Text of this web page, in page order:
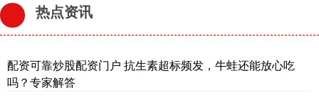
热点资讯
配资可靠炒股配资门户 抗生素超标频发，牛蛙还能放心吃
吗？专家解答